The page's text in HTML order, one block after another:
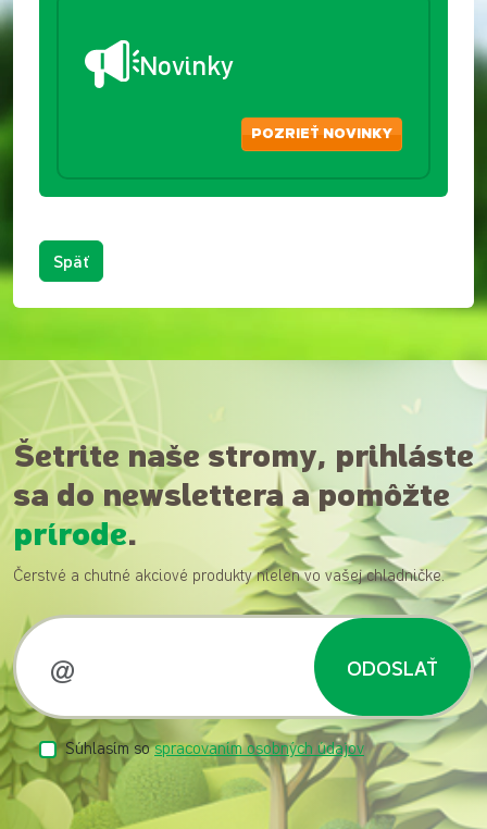
Novinky
POZRIEŤ NOVINKY
Späť
Šetrite naše stromy, prihláste
sa do newslettera a pomôžte
prírode.
Čerstvé a chutné akciové produkty nielen vo vašej chladničke.
ODOSLAŤ
Súhlasím sospracovaním osobných údajov